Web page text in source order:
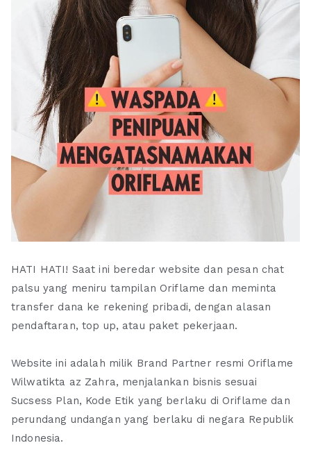
HATI HATI! Saat ini beredar website dan pesan chat
palsu yang meniru tampilan Oriflame dan meminta
transfer dana ke rekening pribadi, dengan alasan
pendaftaran, top up, atau paket pekerjaan.
Website ini adalah milik Brand Partner resmi Oriflame
Wilwatikta az Zahra, menjalankan bisnis sesuai
Sucsess Plan, Kode Etik yang berlaku di Oriflame dan
perundang undangan yang berlaku di negara Republik
Indonesia.